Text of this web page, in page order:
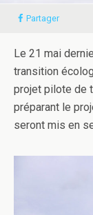
Partager
Le 21 mai
transition
projet pilote de
préparant le
seront mis en